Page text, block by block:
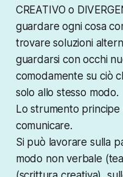
CREATIVO o
guardare ogni cosa
trovare soluzioni
guardarsi con occhi
comodamente su ciò
solo allo stesso modo.
Lo strumento
comunicare.
Si può lavorare sulla
modo non verbale